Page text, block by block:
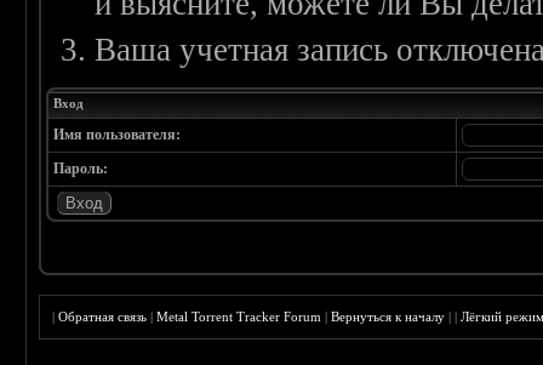
Ваша учетная запись
Вход
Имя пользователя:
Пароль:
|Обратная связь |Metal Torrent Tracker Forum |Вернуться к началу ||Лёгкий